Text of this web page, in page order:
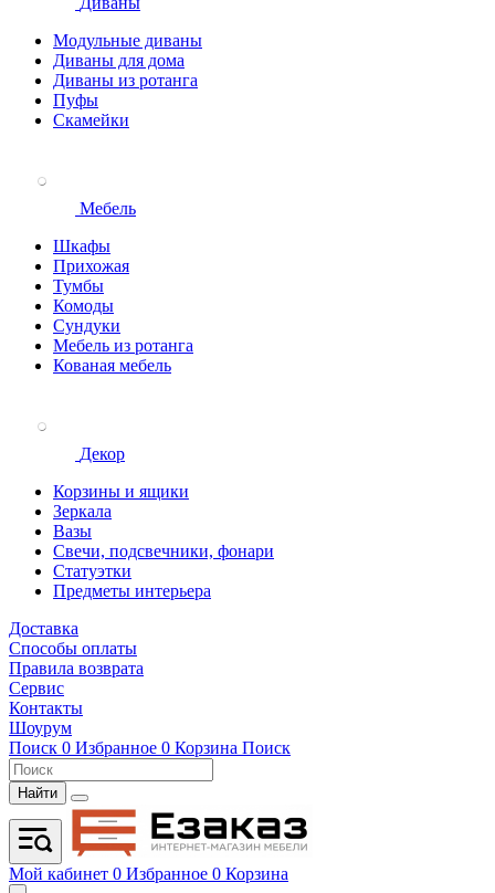
Модульные диваны
Диваны для дома
Диваны из ротанга
Пуфы
Скамейки
Мебель
Шкафы
Прихожая
Тумбы
Комоды
Сундуки
Мебель из ротанга
Кованая мебель
Декор
Корзины и ящики
Зеркала
Вазы
Свечи, подсвечники, фонари
Статуэтки
Предметы интерьера
Доставка
Способы оплаты
Правила возврата
Сервис
Контакты
Шоурум
Поиск 0 Избранное 0 Корзина Поиск
Найти
Мой кабинет 0 Избранное 0 Корзина